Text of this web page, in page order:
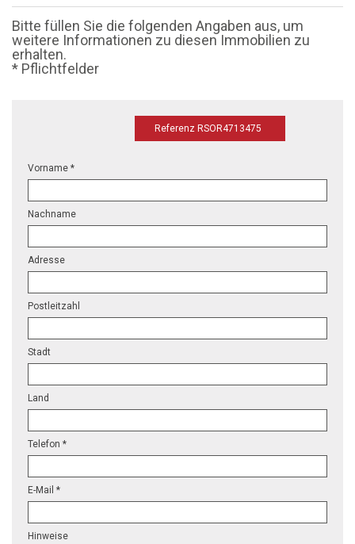
Bitte füllen Sie die folgenden Angaben aus, um
weitere Informationen zu diesen Immobilien zu
erhalten.
* Pflichtfelder
Referenz RSOR4713475
Vorname *
Nachname
Adresse
Postleitzahl
Stadt
Land
Telefon *
E-Mail *
Hinweise